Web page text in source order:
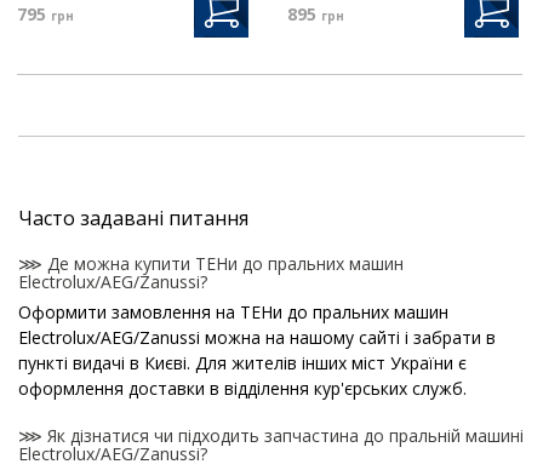
795 грн 895 грн
Часто задавані питання
⋙ Де можна купити ТЕНи до пральних машин
Electrolux/AEG/Zanussi?
Оформити замовлення на ТЕНи до пральних машин
Electrolux/AEG/Zanussi можна на нашому сайті і забрати в
пункті видачі в Києві. Для жителів інших міст України є
оформлення доставки в відділення кур'єрських служб.
⋙ Як дізнатися чи підходить запчастина до пральній машині
Electrolux/AEG/Zanussi?